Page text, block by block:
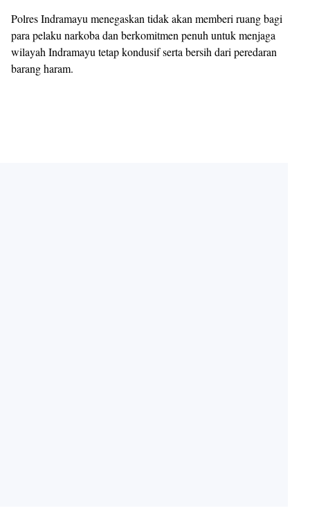
​Polres Indramayu menegaskan tidak akan memberi ruang bagi
para pelaku narkoba dan berkomitmen penuh untuk menjaga
wilayah Indramayu tetap kondusif serta bersih dari peredaran
barang haram.